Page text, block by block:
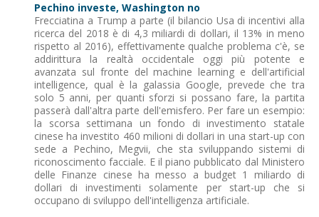
Pechino investe, Washington no
Frecciatina a Trump a parte (il bilancio Usa di incentivi alla
ricerca del 2018 è di 4,3 miliardi di dollari, il 13% in meno
rispetto al 2016), effettivamente qualche problema c'è, se
addirittura la realtà occidentale oggi più potente e
avanzata sul fronte del machine learning e dell'artificial
intelligence, qual è la galassia Google, prevede che tra
solo 5 anni, per quanti sforzi si possano fare, la partita
passerà dall'altra parte dell'emisfero. Per fare un esempio:
la scorsa settimana un fondo di investimento statale
cinese ha investito 460 milioni di dollari in una start-up con
sede a Pechino, Megvii, che sta sviluppando sistemi di
riconoscimento facciale. E il piano pubblicato dal Ministero
delle Finanze cinese ha messo a budget 1 miliardo di
dollari di investimenti solamente per start-up che si
occupano di sviluppo dell'intelligenza artificiale.